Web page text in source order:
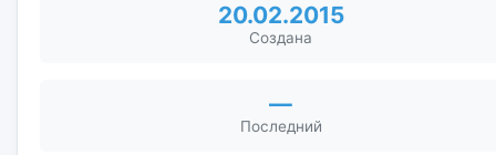
20.02.2015
Создана
—
Последний